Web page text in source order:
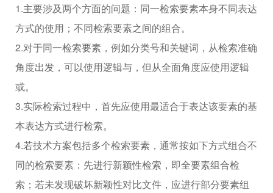
1.主要涉及两个方面的问题：同一检索要素本身不同表达
方式的使用；不同检索要素之间的组合。
2.对于同一检索要素，例如分类号和关键词，从检索准确
角度出发，可以使用逻辑与，但从全面角度应使用逻辑
或。
3.实际检索过程中，首先应使用最适合于表达该要素的基
本表达方式进行检索。
4.若技术方案包括多个检索要素，通常按如下方式组合不
同的检索要素：先进行新颖性检索，即全要素组合检
索；若未发现破坏新颖性对比文件，应进行部分要素组